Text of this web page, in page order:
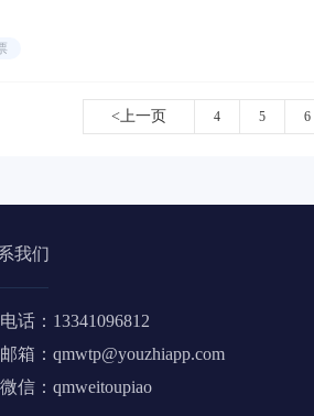
<上一页 4 5 6
我们
电话：13341096812
邮箱：qmwtp@youzhiapp.com
微信：qmweitoupiao